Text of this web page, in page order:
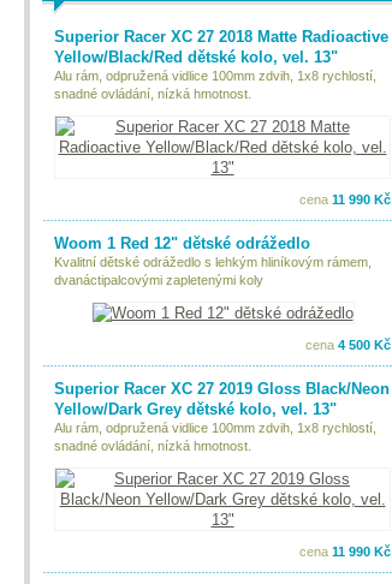
Superior Racer XC 27 2018 Matte Radioactive
Yellow/Black/Red dětské kolo, vel. 13"
Alu rám, odpružená vidlice 100mm zdvih, 1x8 rychlostí,
snadné ovládání, nízká hmotnost.
cena 11 990 Kč
Woom 1 Red 12" dětské odrážedlo
Kvalitní dětské odrážedlo s lehkým hliníkovým rámem,
dvanáctipalcovými zapletenými koly
cena 4 500 Kč
Superior Racer XC 27 2019 Gloss Black/Neon
Yellow/Dark Grey dětské kolo, vel. 13"
Alu rám, odpružená vidlice 100mm zdvih, 1x8 rychlostí,
snadné ovládání, nízká hmotnost.
cena 11 990 Kč